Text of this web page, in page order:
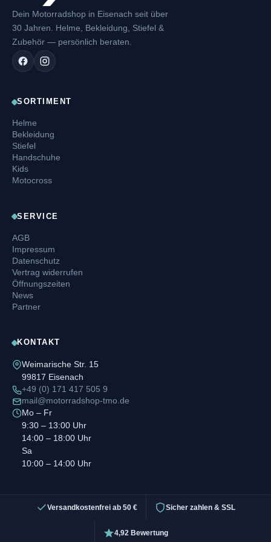
Dein Motorradshop in Eisenach seit über
30 Jahren. Helme, Bekleidung, Stiefel &
Zubehör — persönlich beraten.
SORTIMENT
Helme
Bekleidung
Stiefel
Handschuhe
Kids
Motocross
SERVICE
AGB
Impressum
Datenschutz
Vertrag widerrufen
Öffnungszeiten
News
Partner
KONTAKT
Weimarische Str. 15
99817 Eisenach
+49 (0) 171 417 505 9
mail@motorradshop-tmo.de
Mo – Fr
9:30 – 13:00 Uhr
14:00 – 18:00 Uhr
Sa
10:00 – 14:00 Uhr
Versandkostenfrei ab 50 € Sicher zahlen & SSL
4,92 Bewertung